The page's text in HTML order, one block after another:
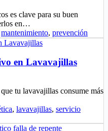
es clave para su buen
en…
mantenimiento, prevención
en Lavavajillas
tu lavavajillas consume más
, lavavajillas, servicio